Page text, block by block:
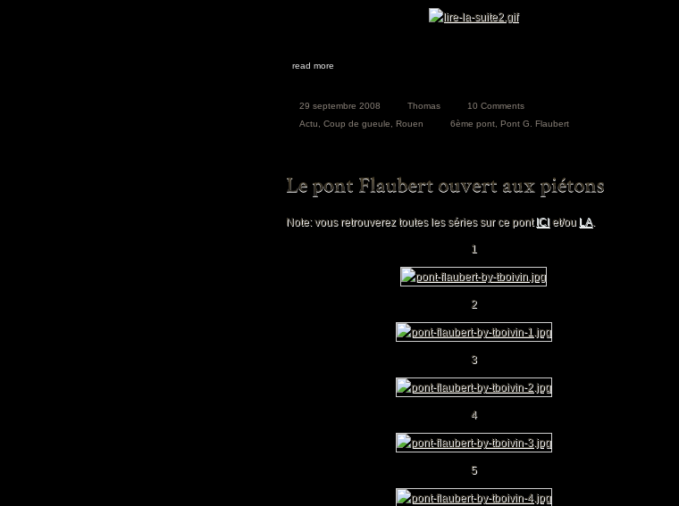
read more
29 septembre 2008 Thomas
10 Comments
Actu
Coup de gueule Rouen 6ème pont Pont G. Flaubert
Note: vous retrouverez toutes les séries sur ce pont ICIet/ou LA.
1
2
3
4
5